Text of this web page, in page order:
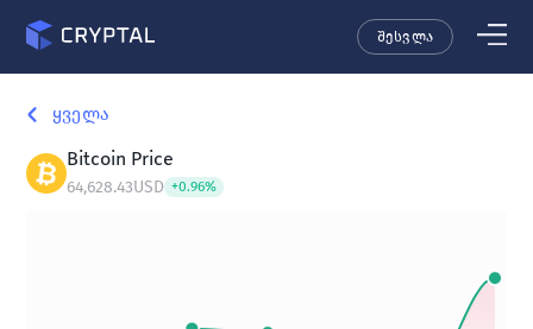
შესვლა
ყველა
Bitcoin Price
64,628.43USD +0.96%